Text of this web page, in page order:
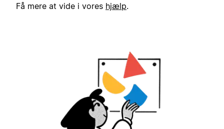
Få mere at vide i vores hjælp.